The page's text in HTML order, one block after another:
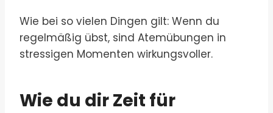
Wie bei so vielen Dingen gilt: Wenn du
regelmäßig übst, sind Atemübungen in
stressigen Momenten wirkungsvoller.
Wie du dir Zeit für